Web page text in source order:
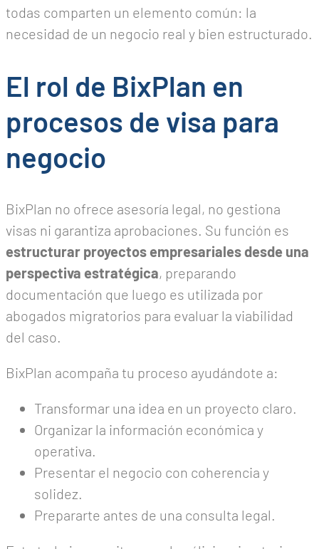
todas comparten un elemento común: la
necesidad de un negocio real y bien estructurado.
El rol de BixPlan en
procesos de visa para
negocio
BixPlan no ofrece asesoría legal, no gestiona
visas ni garantiza aprobaciones. Su función es
estructurar proyectos empresariales desde una
perspectiva estratégica, preparando
documentación que luego es utilizada por
abogados migratorios para evaluar la viabilidad
del caso.
BixPlan acompaña tu proceso ayudándote a:
Transformar una idea en un proyecto claro.
Organizar la información económica y
operativa.
Presentar el negocio con coherencia y
solidez.
Prepararte antes de una consulta legal.